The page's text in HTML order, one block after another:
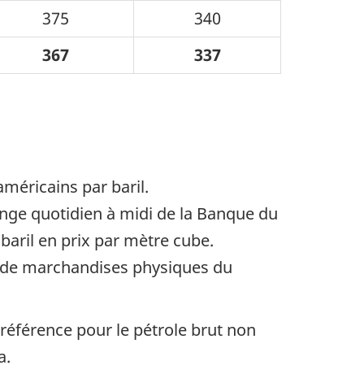
375
340
367 337
par baril.
quotidien à midi de la Banque du
en prix par mètre cube.
marchandises physiques du
pour le pétrole brut non